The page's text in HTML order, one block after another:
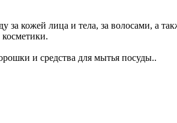
кожей лица и тела, за волосами, а
и средства для мытья посуды..